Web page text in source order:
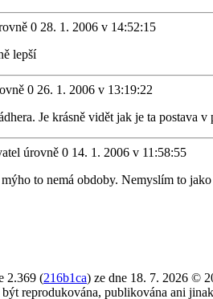
28. 1. 2006 v 14:52:15
lepší
26. 1. 2006 v 13:19:22
Je krásně vidět jak je ta postava
14. 1. 2006 v 11:58:55
mýho to nemá obdoby. Nemyslím to
2.369 (216b1ca) ze dne 18. 7. 2026 ©
být reprodukována, publikována ani